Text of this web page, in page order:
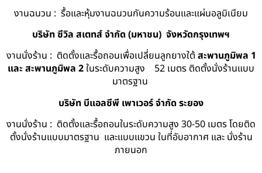
งานฉนวน : รื้อและหุ้มงานฉนวนกันความร้อนและแผ่นอลูมิเนียม
บริษัท ซีวิล สเตทส์ จำกัด (มหาชน) จังหวัดกรุงเทพฯ
งานนั่งร้าน : ติดตั้งและรื้อถอนเพื่อเปลี่ยนลูกยางใต้ สะพานภูมิพล 1
และ สะพานภูมิพล 2ในระดับความสูง 52 เมตร ติดตั้งนั่งร้านแบบ
มาตรฐาน
บริษัท บีแอลซีพี เพาเวอร์ จำกัด ระยอง
งานนั่งร้าน : ติดตั้งและรื้อถอนในระดับความสูง 30-50 เมตร โดยติด
ตั้งนั่งร้านแบบมาตรฐาน และแบบแขวน ในที่อับอากาศ และ นั่งร้าน
ภายนอก